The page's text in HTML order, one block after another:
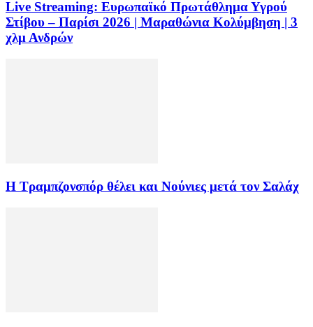
Live Streaming: Ευρωπαϊκό Πρωτάθλημα Υγρού
Στίβου – Παρίσι 2026 | Μαραθώνια Κολύμβηση | 3
χλμ Ανδρών
Η Τραμπζονσπόρ θέλει και Νούνιες μετά τον Σαλάχ